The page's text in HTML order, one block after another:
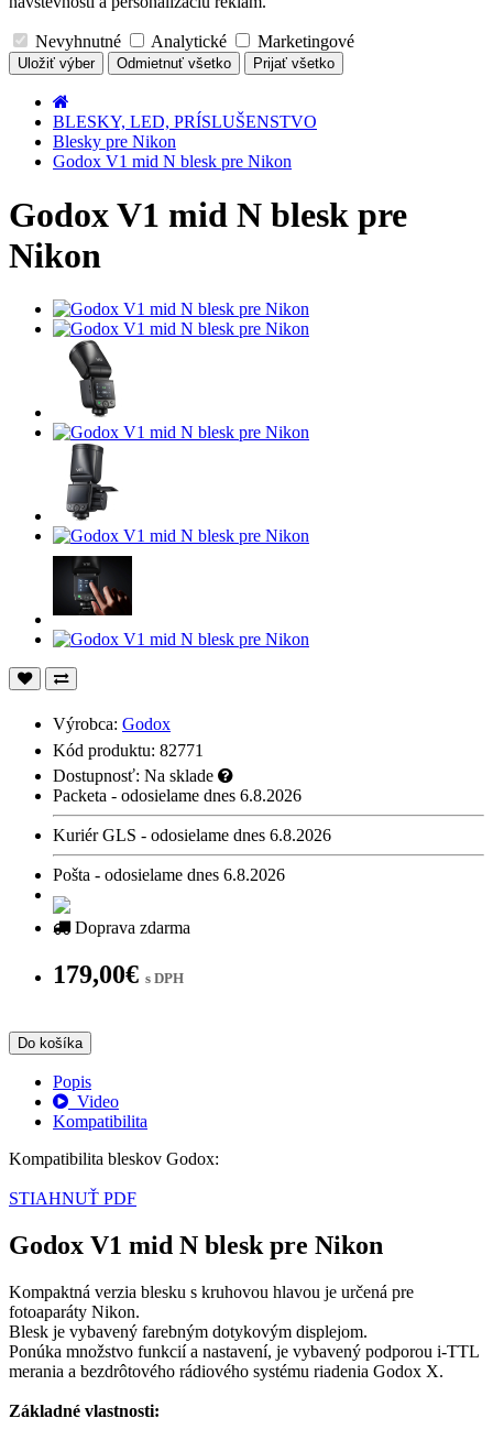
Nevyhnutné Analytické Marketingové
Uložiť výber Odmietnuť všetko Prijať všetko
BLESKY, LED, PRÍSLUŠENSTVO
Blesky pre Nikon
Godox V1 mid N blesk pre Nikon
Godox V1 mid N blesk pre
Nikon
Výrobca: Godox
Kód produktu: 82771
Dostupnosť: Na sklade
Packeta - odosielame dnes 6.8.2026
Kuriér GLS - odosielame dnes 6.8.2026
Pošta - odosielame dnes 6.8.2026
Doprava zdarma
179,00€ s DPH
Do košíka
Popis
Video
Kompatibilita
Kompatibilita bleskov Godox:
STIAHNUŤ PDF
Godox V1 mid N blesk pre Nikon
Kompaktná verzia blesku s kruhovou hlavou je určená pre
fotoaparáty Nikon.
Blesk je vybavený farebným dotykovým displejom.
Ponúka množstvo funkcií a nastavení, je vybavený podporou i-TTL
merania a bezdrôtového rádiového systému riadenia Godox X.
Základné vlastnosti: